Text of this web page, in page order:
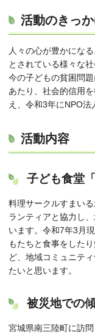
活動のきっ
人々の心が豊かにな
とされている様々な
今の子どもの貧困問
あたり、社会的信用
え、令和3年にNPO法
活動内容
子ども食堂
料理サークルすまい
ランティアと協力し
います。令和7年3月
もたちと食事をした
ど、地域コミュニテ
たいと思います。
被災地での
宮城県南三陸町に訪